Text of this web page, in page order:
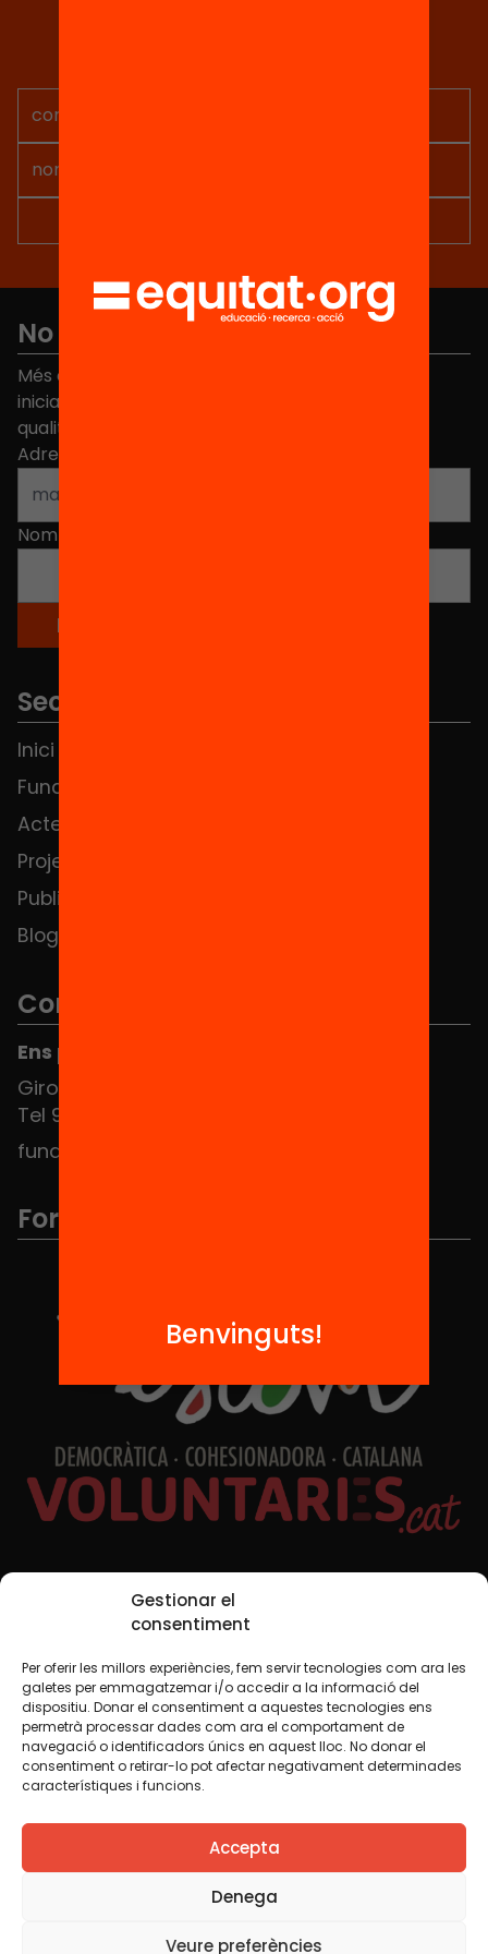
Gestionar el
consentiment
Per oferir les millors experiències, fem servir tecnologies com ara les
galetes per emmagatzemar i/o accedir a la informació del
dispositiu. Donar el consentiment a aquestes tecnologies ens
permetrà processar dades com ara el comportament de
navegació o identificadors únics en aquest lloc. No donar el
consentiment o retirar-lo pot afectar negativament determinades
característiques i funcions.
Accepta
Denega
Veure preferències
No et perdis res
Més de 40.000 persones ja han triat Equitat. Rep
iniciatives, propostes i projectes per millorar la
qualitat de l'educació a Catalunya.
Adreça electrònica
Nom
Seccions
Inici
Fundació
Actes
Projectes
Publicacions i vídeos
Blog
Contacte
Ens pots trobar al Hub Social
Girona 34, interior 08010 Barcelona
Tel 934 588 700
fundacio@equitat.org
Formem part de...
Xarxes Socials
TWT YTB IG FB IN
Avís legalPolítica de cookies
Creiem que el coneixement s’ha de compartir. Per això
fem servir una llicència Creative Commons, llevat que en
algun material indiquem el contrari. Us animem a copiar,
redistribuir, remesclar o transformar i crear els continguts
comercial. Només us demanem que reconegueu
Benvinguts!